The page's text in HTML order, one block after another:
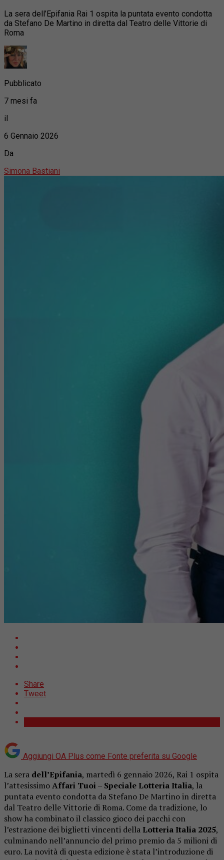
La sera dell’Epifania Rai 1 ospita la puntata evento condotta
da Stefano De Martino in diretta dal Teatro delle Vittorie di
Roma
Pubblicato
7 mesi fa
il
6 Gennaio 2026
Da
Simona Bastiani
Share
Tweet
Aggiungi OA Plus come Fonte preferita su Google
La sera dell’Epifania, martedì 6 gennaio 2026, Rai 1 ospita
l’attesissimoAffari Tuoi – Speciale Lotteria Italia, la
puntata evento condotta da Stefano De Martinoin diretta
dal Teatro delle Vittorie di Roma. Come da tradizione, lo
show ha combinato il classico gioco dei pacchi con
l’estrazione dei biglietti vincenti della Lotteria Italia 2025,
culminando nell’annuncio del primo premio da 5 milioni di
euro. La novità di questa edizione è stata l’introduzione di